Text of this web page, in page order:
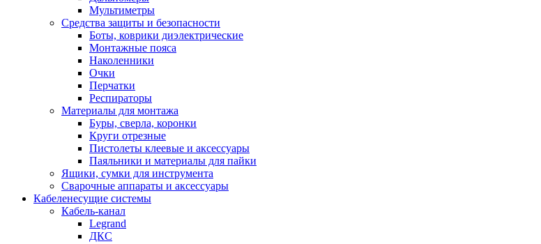
Мультиметры
Средства защиты и безопасности
Боты, коврики диэлектрические
Монтажные пояса
Наколенники
Очки
Перчатки
Респираторы
Материалы для монтажа
Буры, сверла, коронки
Круги отрезные
Пистолеты клеевые и аксессуары
Паяльники и материалы для пайки
Ящики, сумки для инструмента
Сварочные аппараты и аксессуары
Кабеленесущие системы
Кабель-канал
Legrand
ДКС